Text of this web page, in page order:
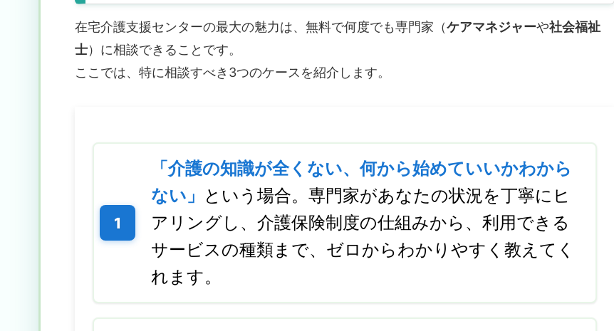
在宅介護支援センターの最大の魅力は、無料で何度でも専門家（ケアマネジャーや社会福祉
士）に相談できることです。
ここでは、特に相談すべき3つのケースを紹介します。
「介護の知識が全くない、何から始めていいかわから
ない」 という場合。専門家があなたの状況を丁寧にヒ
アリングし、介護保険制度の仕組みから、利用できる
サービスの種類まで、ゼロからわかりやすく教えてく
れます。